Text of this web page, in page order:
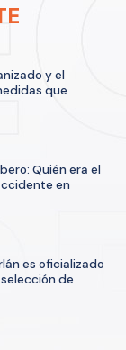
y el
que
Quién era el
en
es oficializado
de